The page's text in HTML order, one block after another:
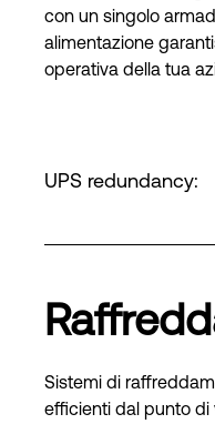
con un singolo
alimentazione
operativa della tua
UPS redundancy:
Sistemi di
efficienti dal punto